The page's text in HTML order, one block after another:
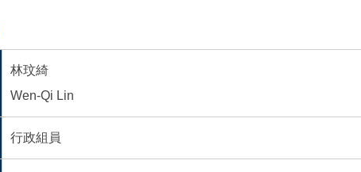
林玟綺
Wen-Qi Lin
行政組員